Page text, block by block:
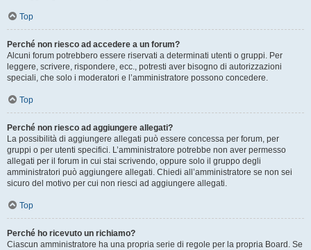
Top
Perché non riesco ad accedere a un forum?
Alcuni forum potrebbero essere riservati a determinati utenti o gruppi. Per
leggere, scrivere, rispondere, ecc., potresti aver bisogno di autorizzazioni
speciali, che solo i moderatori e l’amministratore possono concedere.
Top
Perché non riesco ad aggiungere allegati?
La possibilità di aggiungere allegati può essere concessa per forum, per
gruppi o per utenti specifici. L’amministratore potrebbe non aver permesso
allegati per il forum in cui stai scrivendo, oppure solo il gruppo degli
amministratori può aggiungere allegati. Chiedi all’amministratore se non sei
sicuro del motivo per cui non riesci ad aggiungere allegati.
Top
Perché ho ricevuto un richiamo?
Ciascun amministratore ha una propria serie di regole per la propria Board. Se